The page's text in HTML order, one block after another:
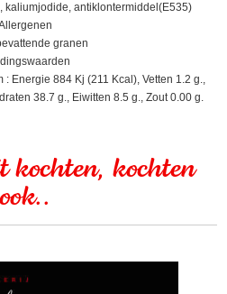
kaliumjodide, antiklontermiddel(E535)
granen
Energie 884 Kj (211 Kcal), Vetten 1.2 g.,
38.7 g., Eiwitten 8.5 g., Zout 0.00 g.
ook..